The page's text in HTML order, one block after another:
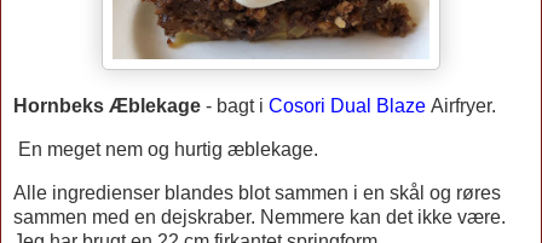
Hornbeks Æblekage - bagt i Cosori Dual Blaze Airfryer.
En meget nem og hurtig æblekage.
Alle ingredienser blandes blot sammen i en skål og røres
sammen med en dejskraber. Nemmere kan det ikke være.